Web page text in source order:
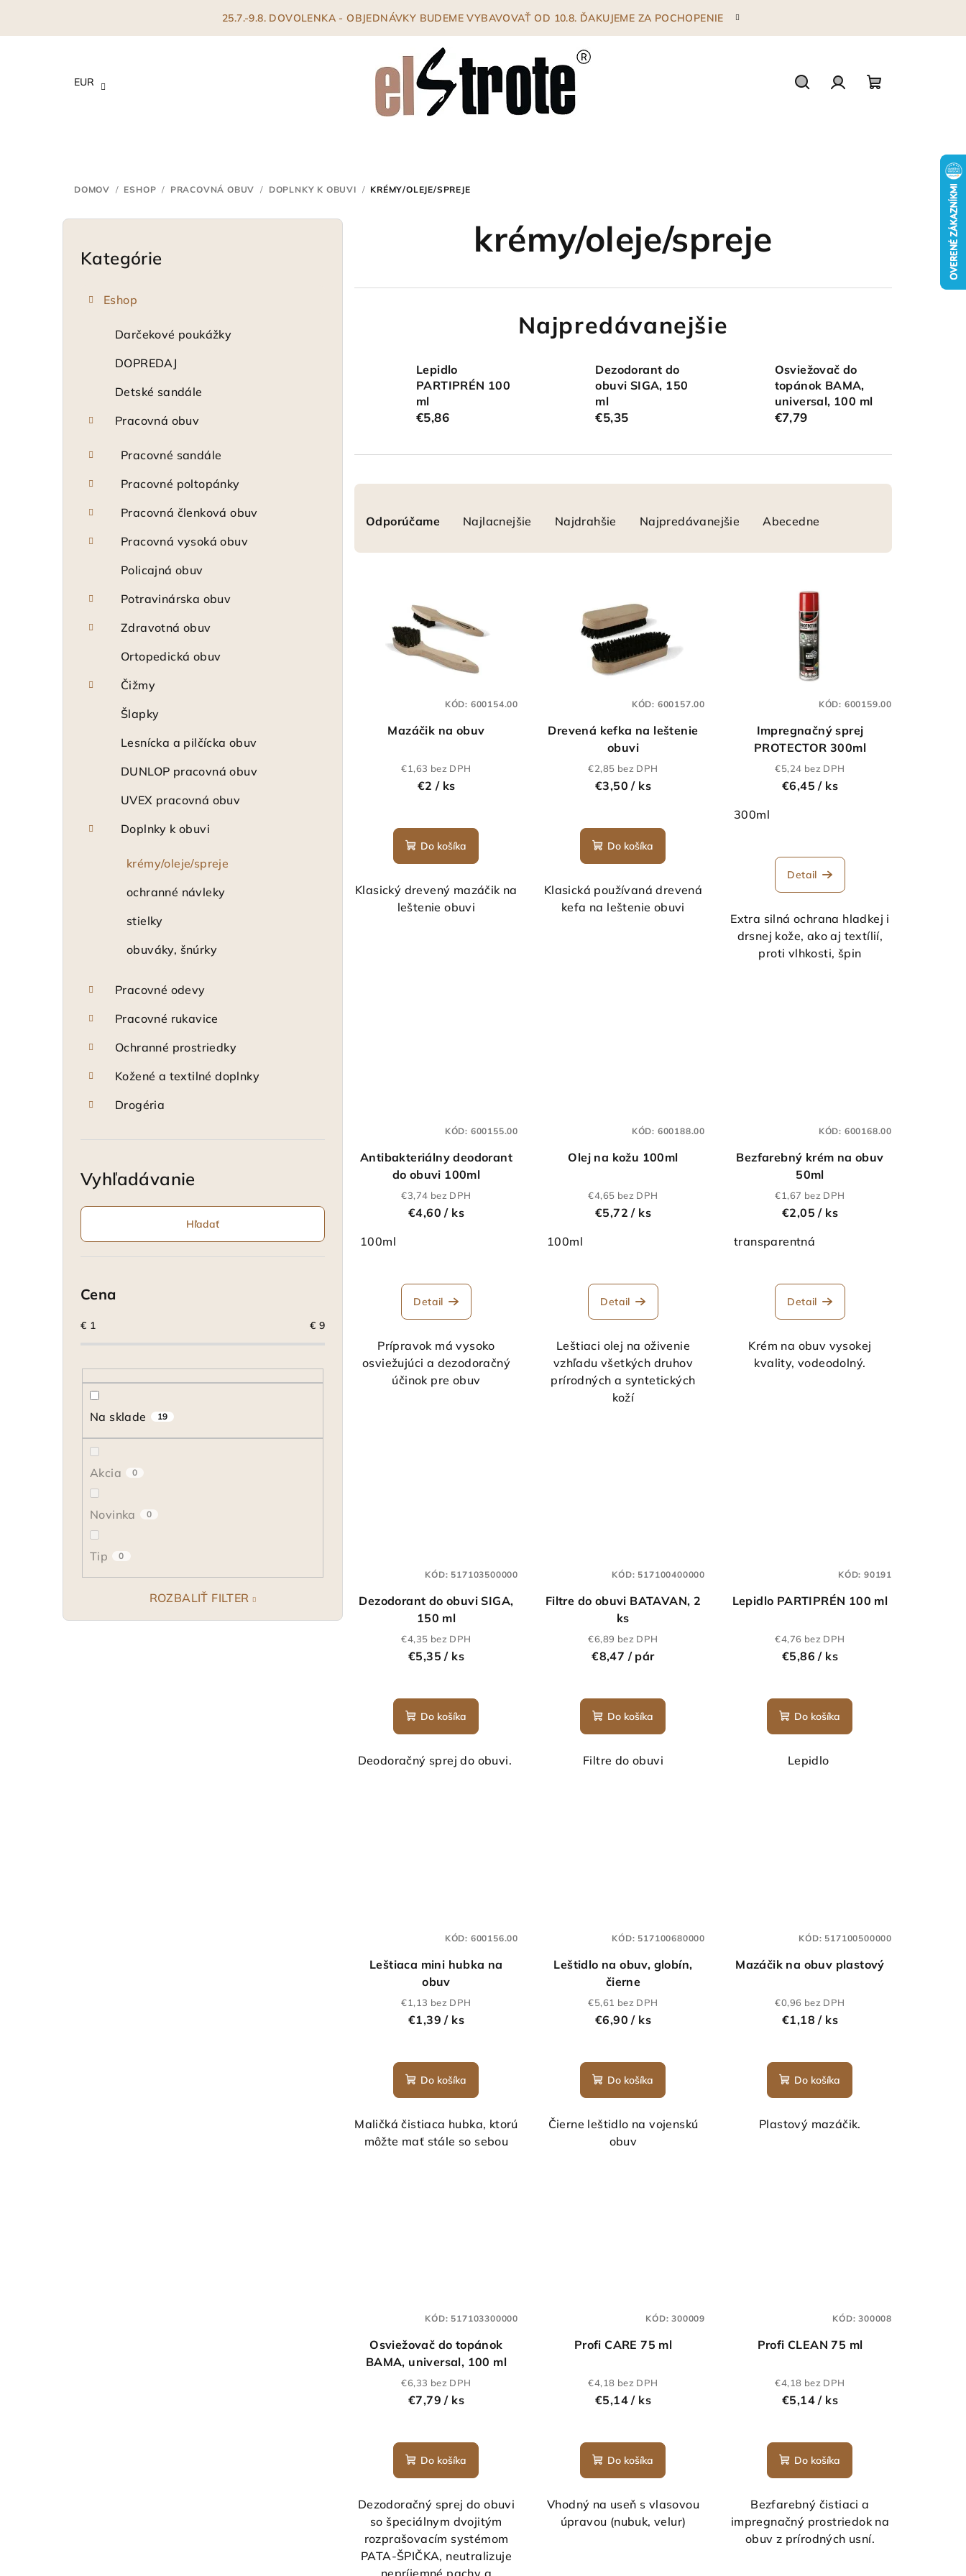
25.7.-9.8. DOVOLENKA - OBJEDNÁVKY BUDEME VYBAVOVAŤ OD 10.8. ĎAKUJEME ZA POCHOPENIE
EUR
DOMOV / ESHOP / PRACOVNÁ OBUV / DOPLNKY K OBUVI / KRÉMY/OLEJE/SPREJE
B
Preskočiť
kategórie
Kategórie
Eshop
Darčekové poukážky
DOPREDAJ
Detské sandále
Pracovná obuv
Pracovné sandále
Pracovné poltopánky
Pracovná členková obuv
Pracovná vysoká obuv
Policajná obuv
Potravinárska obuv
Zdravotná obuv
Ortopedická obuv
Čižmy
Šlapky
Lesnícka a pilčícka obuv
DUNLOP pracovná obuv
UVEX pracovná obuv
Doplnky k obuvi
krémy/oleje/spreje
ochranné návleky
stielky
obuváky, šnúrky
Pracovné odevy
Pracovné rukavice
Ochranné prostriedky
Kožené a textilné doplnky
Drogéria
Vyhľadávanie
Hľadať
Cena
€ 1 € 9
Na sklade 19
Akcia 0
Novinka 0
Tip 0
ROZBALIŤ FILTER
krémy/oleje/spreje
Najpredávanejšie
Lepidlo
PARTIPRÉN 100
ml
€5,86
Dezodorant do
obuvi SIGA, 150
ml
€5,35
Osviežovač do
topánok BAMA,
universal, 100 ml
€7,79
a
d
o
Odporúčame Najlacnejšie Najdrahšie Najpredávanejšie Abecedne
t
Mazáčik na obuv
€1,63 bez DPH
€2 / ks
Do košíka
Klasický drevený mazáčik na
leštenie obuvi
KÓD: 600154.00
Drevená kefka na leštenie
obuvi
€2,85 bez DPH
€3,50/ ks
Do košíka
Klasická používaná drevená
kefa na leštenie obuvi
KÓD: 600157.00
Impregnačný sprej
PROTECTOR 300ml
€5,24 bez DPH
€6,45/ ks
300ml
Detail
Extra silná ochrana hladkej i
drsnej kože, ako aj textílií,
proti vlhkosti, špin
KÓD: 600159.00
Antibakteriálny deodorant
do obuvi 100ml
€3,74 bez DPH
€4,60/ ks
100ml
Detail
Prípravok má vysoko
osviežujúci a dezodoračný
účinok pre obuv
KÓD: 600155.00
Olej na kožu 100ml
€4,65 bez DPH
€5,72/ ks
100ml
Detail
Leštiaci olej na oživenie
vzhľadu všetkých druhov
prírodných a syntetických
koží
KÓD: 600188.00
Bezfarebný krém na obuv
50ml
€1,67 bez DPH
€2,05/ ks
transparentná
Detail
Krém na obuv vysokej
kvality, vodeodolný.
KÓD: 600168.00
Dezodorant do obuvi SIGA,
150 ml
€4,35 bez DPH
€5,35/ ks
Do košíka
Deodoračný sprej do obuvi.
KÓD: 517103500000
Filtre do obuvi BATAVAN, 2
ks
€6,89 bez DPH
€8,47 / pár
Do košíka
Filtre do obuvi
KÓD: 517100400000
Lepidlo PARTIPRÉN 100 ml
€4,76 bez DPH
€5,86/ ks
Do košíka
Lepidlo
KÓD: 90191
Leštiaca mini hubka na
obuv
€1,13 bez DPH
€1,39/ ks
Do košíka
Maličká čistiaca hubka, ktorú
môžte mať stále so sebou
KÓD: 600156.00
Leštidlo na obuv, globín,
čierne
€5,61 bez DPH
€6,90/ ks
Do košíka
Čierne leštidlo na vojenskú
obuv
KÓD: 517100680000
Mazáčik na obuv plastový
€0,96 bez DPH
€1,18/ ks
Do košíka
Plastový mazáčik.
KÓD: 517100500000
Osviežovač do topánok
BAMA, universal, 100 ml
€6,33 bez DPH
€7,79/ ks
Do košíka
Dezodoračný sprej do obuvi
so špeciálnym dvojitým
rozprašovacím systémom
PATA-ŠPIČKA, neutralizuje
nepríjemné pachy a
KÓD: 517103300000
Profi CARE 75 ml
€4,18 bez DPH
€5,14/ ks
Do košíka
Vhodný na useň s vlasovou
úpravou (nubuk, velur)
KÓD:300009
Profi CLEAN 75 ml
€4,18 bez DPH
€5,14/ ks
Do košíka
Bezfarebný čistiaci a
impregnačný prostriedok na
obuv z prírodných usní.
KÓD:300008